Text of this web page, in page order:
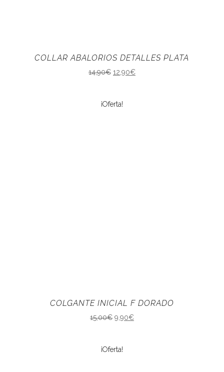
COLLAR ABALORIOS DETALLES PLATA
14,90€ 12,90€
¡Oferta!
COLGANTE INICIAL F DORADO
15,00€ 9,90€
¡Oferta!